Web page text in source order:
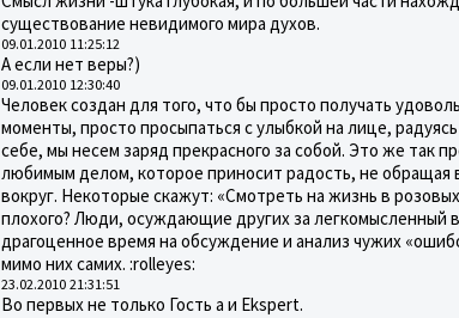
существование невидимого мира духов.
09.01.2010 11:25:12
А если нет веры?)
09.01.2010 12:30:40
Человек создан для того, что бы просто получать
моменты, просто просыпаться с улыбкой на лице,
себе, мы несем заряд прекрасного за собой. Это же так
любимым делом, которое приносит радость, не обращая
вокруг. Некоторые скажут: «Смотреть на жизнь в
плохого? Люди, осуждающие других за легкомысленный
драгоценное время на обсуждение и анализ чужих
мимо них самих. :rolleyes:
23.02.2010 21:31:51
Во первых не только Гость а и Ekspert.